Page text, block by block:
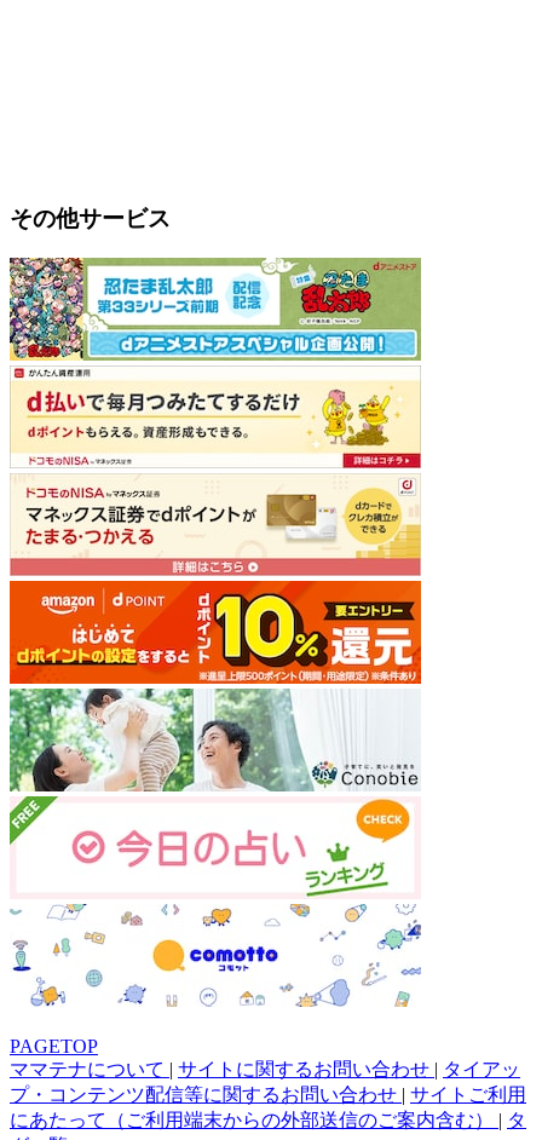
その他サービス
PAGETOP
ママテナについて | サイトに関するお問い合わせ | タイアッ
プ・コンテンツ配信等に関するお問い合わせ | サイトご利用
にあたって（ご利用端末からの外部送信のご案内含む） | タ